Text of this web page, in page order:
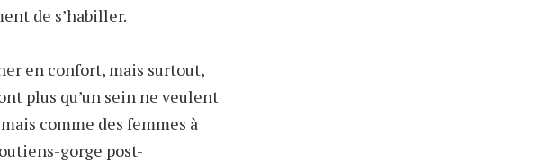
de s’habiller.
en confort, mais surtout,
plus qu’un sein ne veulent
comme des femmes à
gorge post-